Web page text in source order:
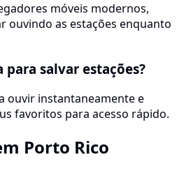
móveis modernos,
ouvindo as estações enquanto
salvar estações?
ouvir instantaneamente e
favoritos para acesso rápido.
Porto Rico